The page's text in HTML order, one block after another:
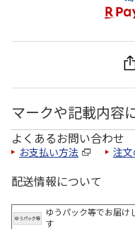
マークや記載内容
よくあるお問い合わせ
お支払い方法 注
配送情報について
ゆうパック等でお届け
す